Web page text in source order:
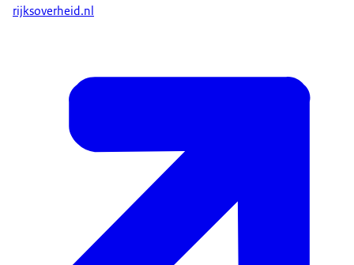
rijksoverheid.nl